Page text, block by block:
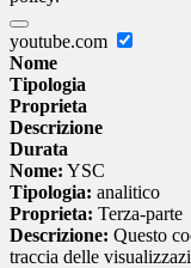
youtube.com
Nome
Tipologia
Proprieta
Descrizione
Durata
Nome: YSC
Tipologia: analitico
Proprieta: Terza-parte
Descrizione: Questo
traccia delle